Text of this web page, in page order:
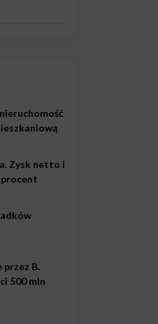
Zysk netto i
przez B.
500 mln